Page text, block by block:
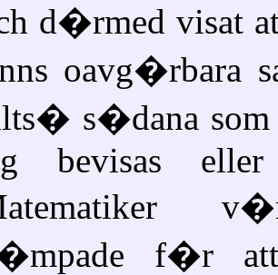
d�rmed visat
oavg�rbara
s�dana som
bevisas eller
f�r